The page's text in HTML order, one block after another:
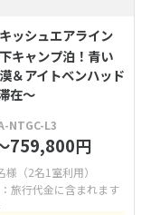
ッシュエアライン
キャンプ泊！青い
＆アイトベンハッド
在～
NTGC-L3
759,800円
（2名1室利用）
旅行代金に含まれます